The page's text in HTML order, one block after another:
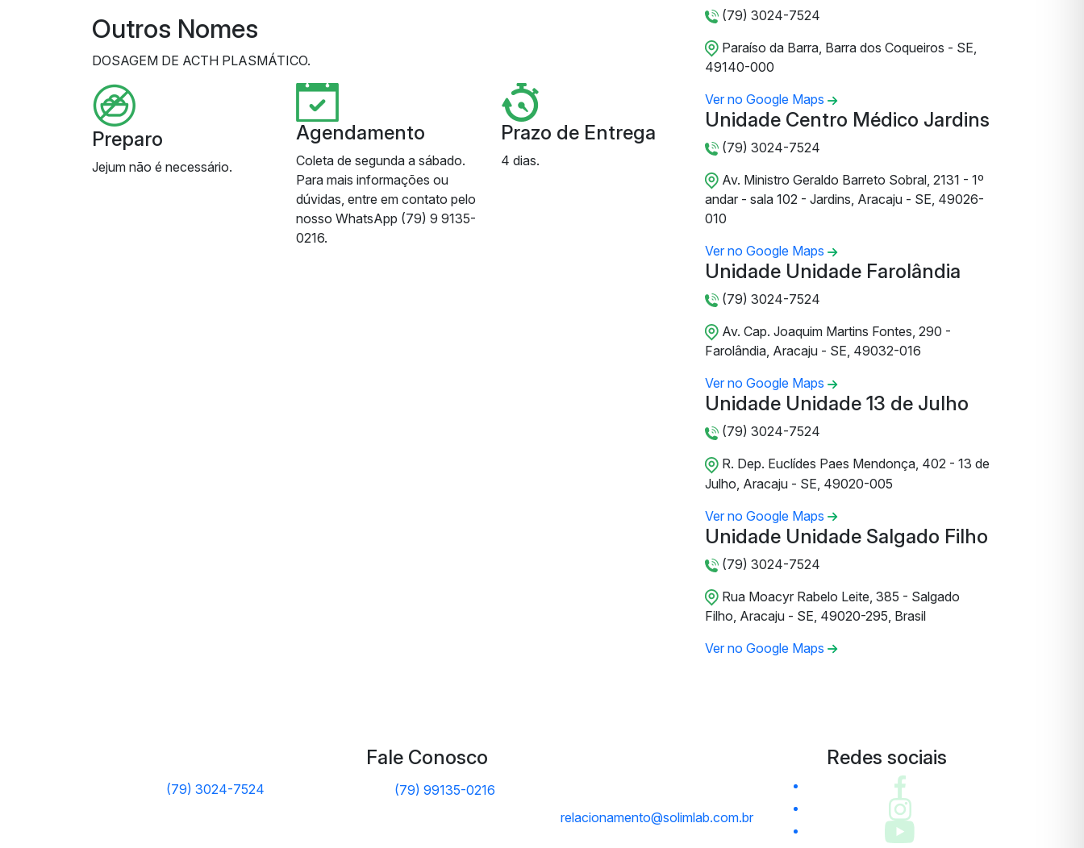
Outros Nomes
DOSAGEM DE ACTH PLASMÁTICO.
Preparo
Jejum não é necessário.
Agendamento
Coleta de segunda a sábado.
Para mais informações ou
dúvidas, entre em contato pelo
nosso WhatsApp (79) 9 9135-
0216.
Prazo de Entrega
4 dias.
(79) 3024-7524
Paraíso da Barra, Barra dos Coqueiros - SE,
49140-000
Ver no Google Maps
Unidade Centro Médico Jardins
(79) 3024-7524
Av. Ministro Geraldo Barreto Sobral, 2131 - 1º
andar - sala 102 - Jardins, Aracaju - SE, 49026-
010
Ver no Google Maps
Unidade Unidade Farolândia
(79) 3024-7524
Av. Cap. Joaquim Martins Fontes, 290 -
Farolândia, Aracaju - SE, 49032-016
Ver no Google Maps
Unidade Unidade 13 de Julho
(79) 3024-7524
R. Dep. Euclídes Paes Mendonça, 402 - 13 de
Julho, Aracaju - SE, 49020-005
Ver no Google Maps
Unidade Unidade Salgado Filho
(79) 3024-7524
Rua Moacyr Rabelo Leite, 385 - Salgado
Filho, Aracaju - SE, 49020-295, Brasil
Ver no Google Maps
Fale Conosco
(79) 3024-7524
(79) 99135-0216
relacionamento@solimlab.com.br
Redes sociais